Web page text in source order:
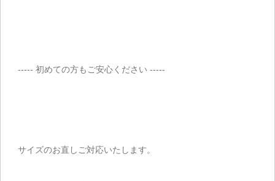
----- 初めての方もご安心ください -----
サイズのお直しご対応いたします。